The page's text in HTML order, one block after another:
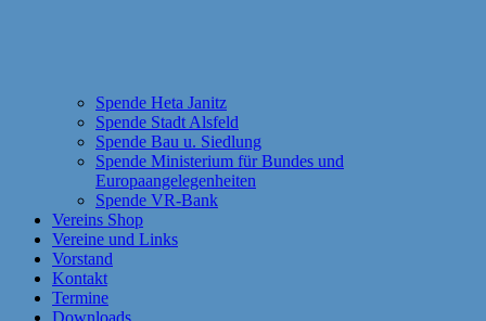
Spende Heta Janitz
Spende Stadt Alsfeld
Spende Bau u. Siedlung
Spende Ministerium für Bundes und
Europaangelegenheiten
Spende VR-Bank
Vereins Shop
Vereine und Links
Vorstand
Kontakt
Termine
Downloads